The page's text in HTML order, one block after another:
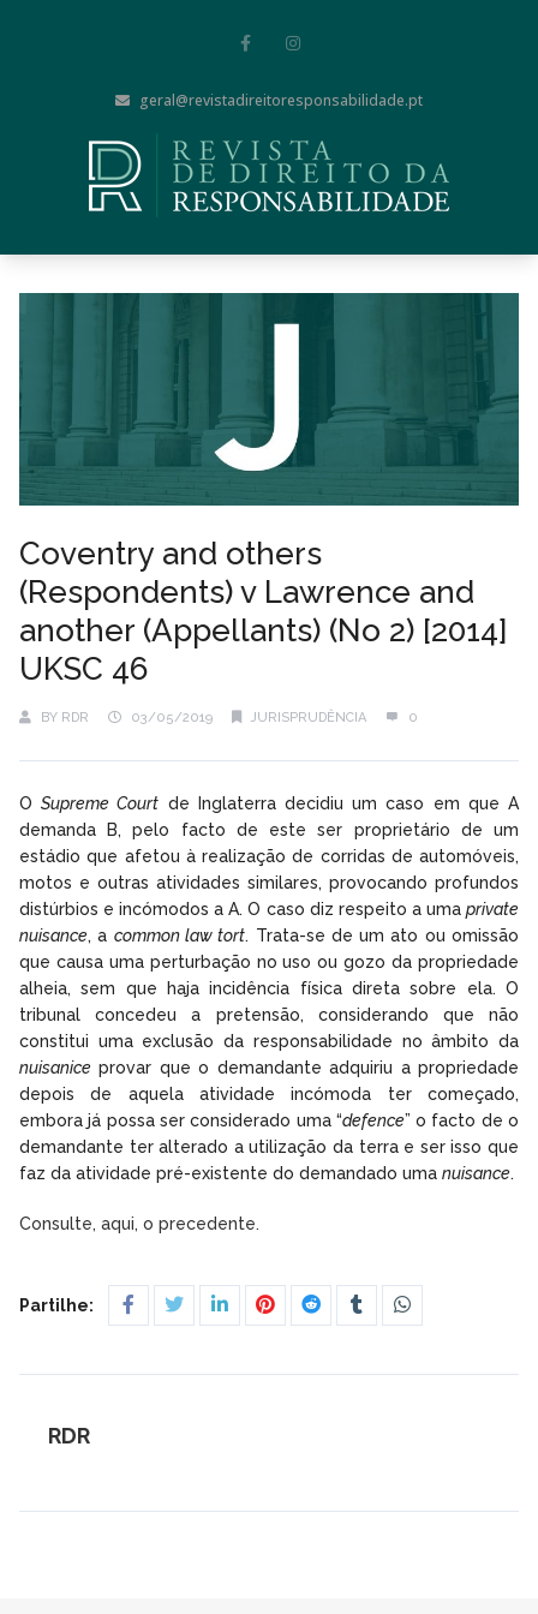
geral@revistadireitoresponsabilidade.pt
Coventry and others
(Respondents) v Lawrence and
another (Appellants) (No 2) [2014]
UKSC 46
BY RDR 03/05/2019 JURISPRUDÊNCIA 0
OSupreme Court de Inglaterra decidiu um caso em que A
demanda B, pelo facto de este ser proprietário de um
estádio que afetou à realização de corridas de automóveis,
motos e outras atividades similares, provocando profundos
distúrbios e incómodos a A. O caso diz respeito a uma private
nuisance, a common law tort. Trata-se de um ato ou omissão
que causa uma perturbação no uso ou gozo da propriedade
alheia, sem que haja incidência física direta sobre ela. O
tribunal concedeu a pretensão, considerando que não
constitui uma exclusão da responsabilidade no âmbito da
nuisanice provar que o demandante adquiriu a propriedade
depois de aquela atividade incómoda ter começado,
embora já possa ser considerado uma “defence” o facto de o
demandante ter alterado a utilização da terra e ser isso que
faz da atividade pré-existente do demandado uma nuisance.
Consulte, aqui, o precedente.
Partilhe:
RDR